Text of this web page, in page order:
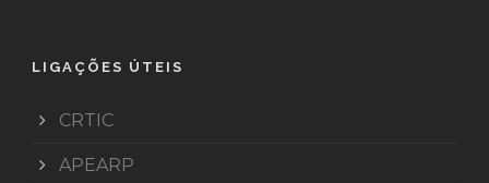
LIGAÇÕES ÚTEIS
CRTIC
APEARP